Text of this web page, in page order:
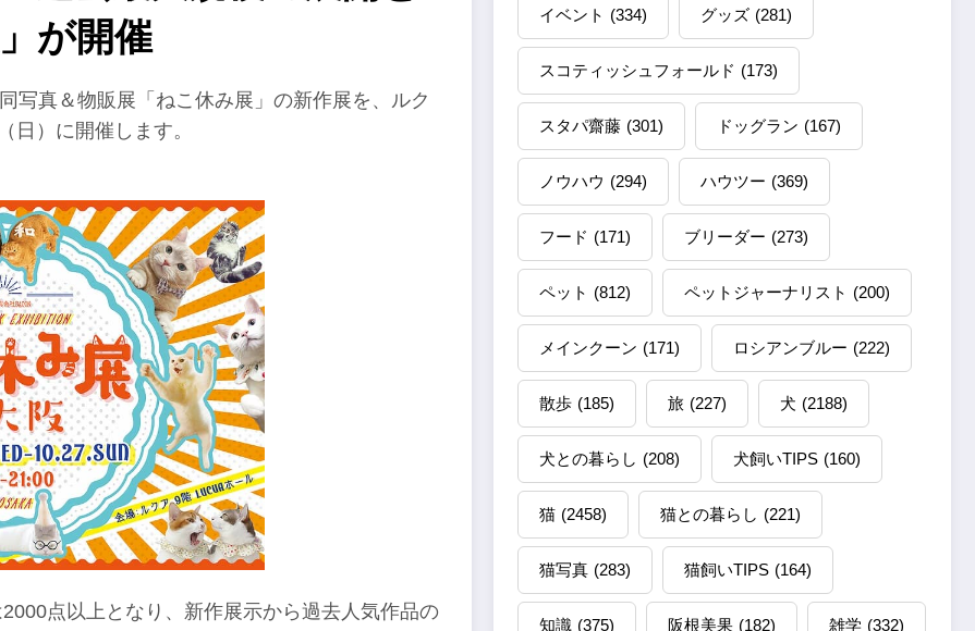
が開催
写真＆物販展「ねこ休み展」の新作展を、ルク
日）に開催します。
点以上となり、新作展示から過去人気作品の
イベント (334) グッズ (281)
スコティッシュフォールド (173)
スタパ齋藤 (301) ドッグラン (167)
ノウハウ (294) ハウツー (369)
フード (171) ブリーダー (273)
ペット (812) ペットジャーナリスト (200)
メインクーン (171) ロシアンブルー (222)
散歩 (185) 旅 (227) 犬 (2188)
犬との暮らし (208) 犬飼いTIPS (160)
猫 (2458) 猫との暮らし (221)
猫写真 (283) 猫飼いTIPS (164)
知識 (375) 阪根美果 (182) 雑学 (332)